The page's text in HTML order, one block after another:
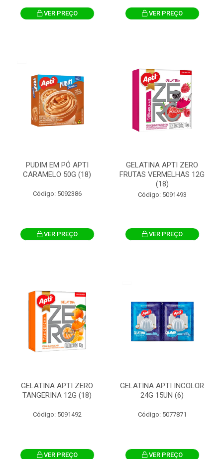
VER PREÇO VER PREÇO
PUDIM EM PÓ APTI
CARAMELO 50G (18)
Código: 5092386
VER PREÇO
GELATINA APTI ZERO
FRUTAS VERMELHAS 12G
(18)
Código: 5091493
VER PREÇO
GELATINA APTI ZERO
TANGERINA 12G (18)
Código: 5091492
VER PREÇO
GELATINA APTI INCOLOR
24G 15UN (6)
Código: 5077871
VER PREÇO